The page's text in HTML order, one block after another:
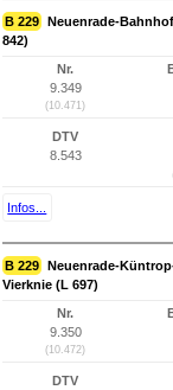
B 229 Neuenrade-
842)
Nr.
9.349
(10.471)
DTV
8.543
Infos...
B 229 Neuenrade-
Vierknie (L 697)
Nr.
9.350
(10.472)
DTV